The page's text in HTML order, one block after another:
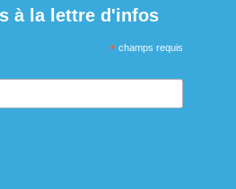
à la lettre d'infos
* champs requis